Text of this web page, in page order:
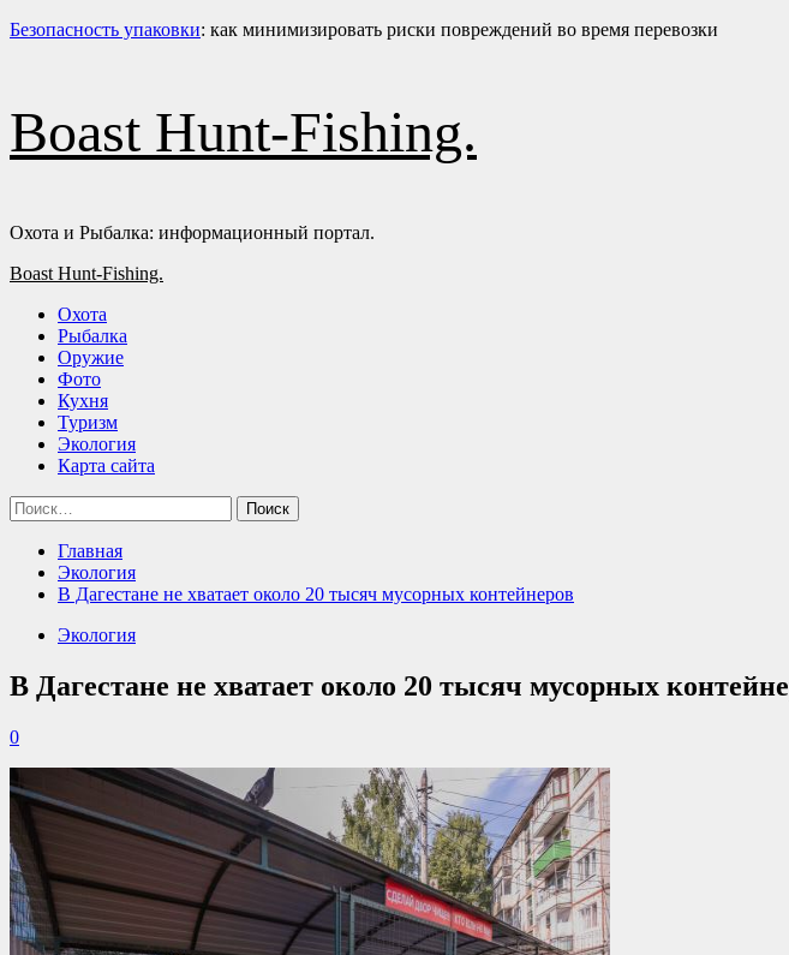
Безопасность упаковки: как минимизировать риски повреждений во время перевозки
Boast Hunt-Fishing.
Охота и Рыбалка: информационный портал.
Основное
Boast Hunt-Fishing.
Охота
Рыбалка
Оружие
Фото
Кухня
Туризм
Экология
Карта сайта
Найти:
Главная
Экология
В Дагестане не хватает около 20 тысяч мусорных контейнеров
Экология
В Дагестане не хватает около 20 тысяч мусорных
0